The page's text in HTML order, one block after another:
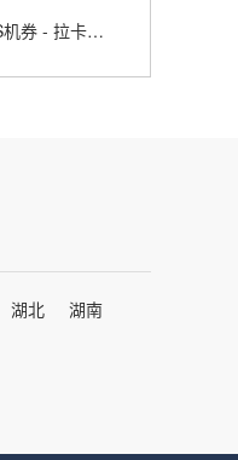
怎么免费领取拉卡拉的POS机券 - 拉卡拉pos免费送
湖北
湖南